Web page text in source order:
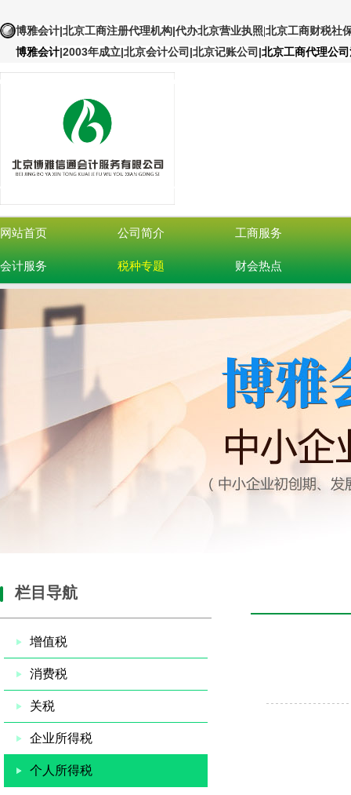
博雅会计|北京工商注册代理机构|代办北京营业执照 |北京工商财税社
博雅会计|2003年成立|北京会计公司|北京记账公司 |北京工商代理公
网站首页 公司简介 工商服务
会计服务 税种专题 财会热点
栏目导航
增值税
消费税
关税
企业所得税
个人所得税